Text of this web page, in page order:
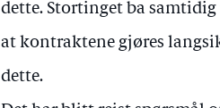
dette. Stortinget ba
at kontraktene gjøres
dette.